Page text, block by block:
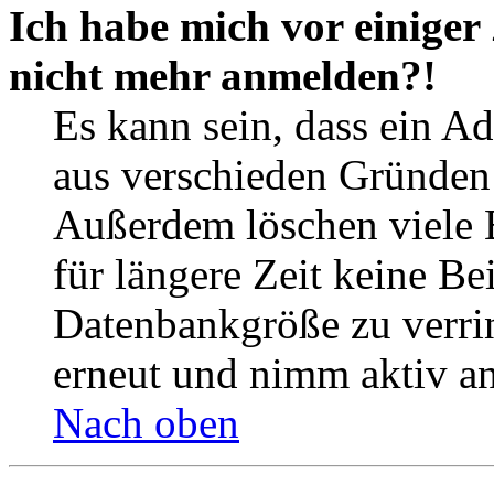
Ich habe mich vor
nicht mehr anmelden?!
Es kann sein, dass ein
aus verschieden
Außerdem löschen viele
für längere Zeit keine
Datenbankgröße zu
erneut und nimm aktiv
Nach oben